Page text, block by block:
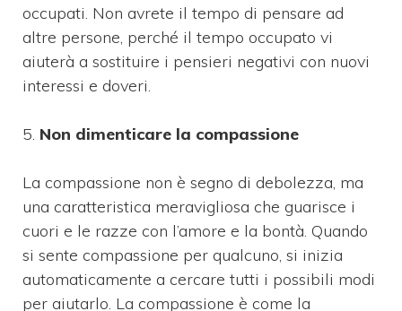
occupati. Non avrete il tempo di pensare ad
altre persone, perché il tempo occupato vi
aiuterà a sostituire i pensieri negativi con nuovi
interessi e doveri.
5. Non dimenticare la compassione
La compassione non è segno di debolezza, ma
una caratteristica meravigliosa che guarisce i
cuori e le razze con l’amore e la bontà. Quando
si sente compassione per qualcuno, si inizia
automaticamente a cercare tutti i possibili modi
per aiutarlo. La compassione è come la